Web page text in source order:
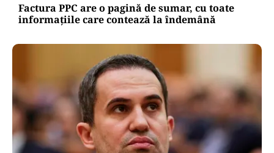
Factura PPC are o pagină de sumar, cu toate
informațiile care contează la îndemână